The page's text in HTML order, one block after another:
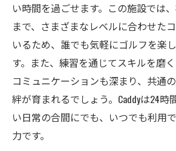
い時間を過ごせます。この施設では
まで、さまざまなレベルに合わせた
いるため、誰でも気軽にゴルフを楽
す。また、練習を通じてスキルを磨
コミュニケーションも深まり、共通
絆が育まれるでしょう。Caddyは24時
い日常の合間にでも、いつでも利用
力です。